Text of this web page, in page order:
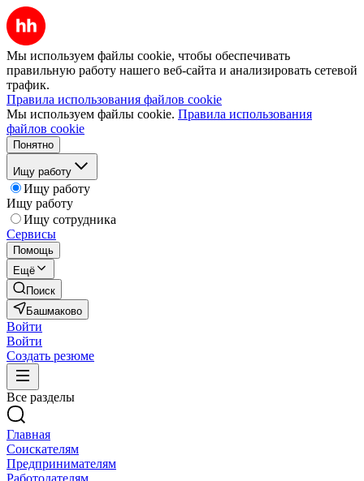
Мы используем файлы cookie, чтобы обеспечивать
правильную работу нашего веб-сайта и анализировать сетевой
трафик.
Правила использования файлов cookie
Мы используем файлы cookie. Правила использования
файлов cookie
Понятно
Ищу работу
Ищу работу
Ищу работу
Ищу сотрудника
Сервисы
Помощь
Ещё
Поиск
Башмаково
Войти
Войти
Создать резюме
Все разделы
Главная
Соискателям
Предпринимателям
Работодателям